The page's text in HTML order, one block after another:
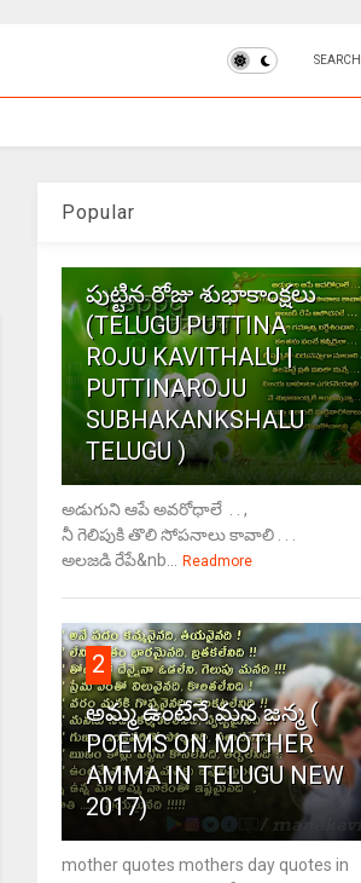
SEARCH
Popular
పుట్టిన రోజు శుభాకాంక్షలు
(TELUGU PUTTINA
ROJU KAVITHALU |
PUTTINAROJU
SUBHAKANKSHALU
TELUGU )
అడుగుని ఆపే అవరోధాలే . . ,
నీ గెలిపుకి తొలి సోపనాలు కావాలి . . .
అలజడి రేపే&nb...
Readmore
2
అమ్మ ఉంటేనే మన జన్మ (
POEMS ON MOTHER
AMMA IN TELUGU NEW
2017)
mother quotes mothers day quotes in